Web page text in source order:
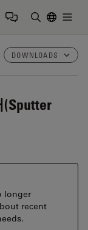
DOWNLOADS
longer
recent